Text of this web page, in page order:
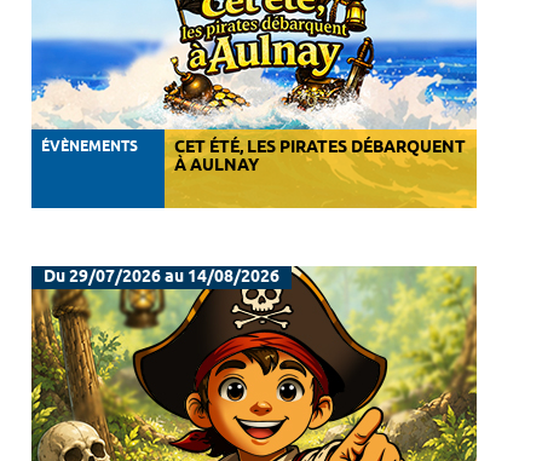
ÉVÈNEMENTS CET ÉTÉ, LES PIRATES DÉBARQUENT
À AULNAY
Du 29/07/2026 au 14/08/2026